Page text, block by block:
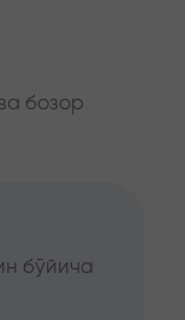
бозор
бўйича